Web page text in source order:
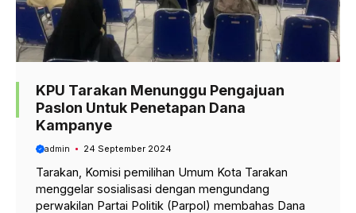
KPU Tarakan Menunggu Pengajuan
Paslon Untuk Penetapan Dana
Kampanye
admin 24 September 2024
Tarakan, Komisi pemilihan Umum Kota Tarakan
menggelar sosialisasi dengan mengundang
perwakilan Partai Politik (Parpol) membahas Dana